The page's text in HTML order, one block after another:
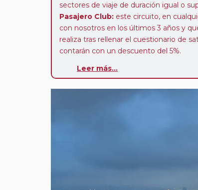
sectores de viaje de duración igual o
Pasajero Club: este circuito, en
con nosotros en los últimos 3 años y
realiza tras rellenar el cuestionario de
contarán con un descuento del 5%.
Leer más...